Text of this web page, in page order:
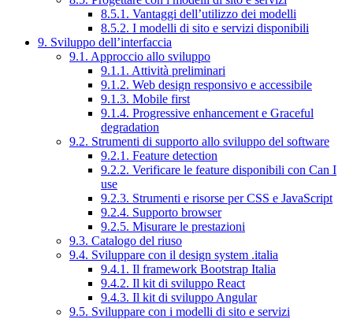
8.5.1. Vantaggi dell’utilizzo dei modelli
8.5.2. I modelli di sito e servizi disponibili
9. Sviluppo dell’interfaccia
9.1. Approccio allo sviluppo
9.1.1. Attività preliminari
9.1.2. Web design responsivo e accessibile
9.1.3. Mobile first
9.1.4. Progressive enhancement e Graceful
degradation
9.2. Strumenti di supporto allo sviluppo del software
9.2.1. Feature detection
9.2.2. Verificare le feature disponibili con Can I
use
9.2.3. Strumenti e risorse per CSS e JavaScript
9.2.4. Supporto browser
9.2.5. Misurare le prestazioni
9.3. Catalogo del riuso
9.4. Sviluppare con il design system .italia
9.4.1. Il framework Bootstrap Italia
9.4.2. Il kit di sviluppo React
9.4.3. Il kit di sviluppo Angular
9.5. Sviluppare con i modelli di sito e servizi